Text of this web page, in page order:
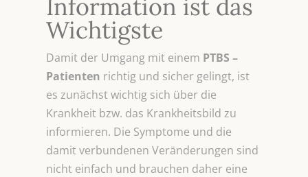
Information ist das
Wichtigste
Damit der Umgang mit einem PTBS –
Patienten richtig und sicher gelingt, ist
es zunächst wichtig sich über die
Krankheit bzw. das Krankheitsbild zu
informieren. Die Symptome und die
damit verbundenen Veränderungen sind
nicht einfach und brauchen daher eine